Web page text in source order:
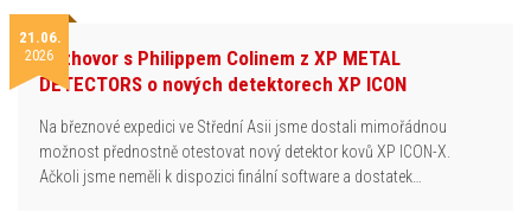
21.06.
2026Rozhovor s Philippem Colinem z XP METAL
DETECTORS o nových detektorech XP ICON
Na březnové expedici ve Střední Asii jsme dostali mimořádnou
možnost přednostně otestovat nový detektor kovů XP ICON-X.
Ačkoli jsme neměli k dispozici finální software a dostatek…